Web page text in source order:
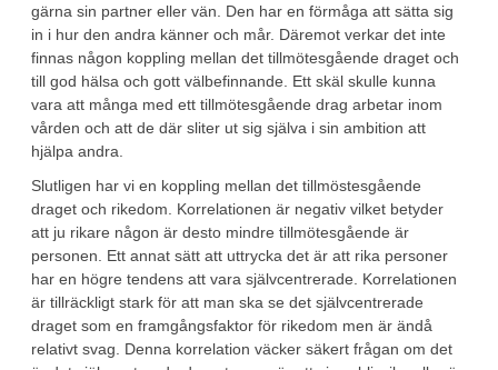
gärna sin partner eller vän. Den har en förmåga att sätta sig
in i hur den andra känner och mår. Däremot verkar det inte
finnas någon koppling mellan det tillmötesgående draget och
till god hälsa och gott välbefinnande. Ett skäl skulle kunna
vara att många med ett tillmötesgående drag arbetar inom
vården och att de där sliter ut sig själva i sin ambition att
hjälpa andra.
Slutligen har vi en koppling mellan det tillmöstesgående
draget och rikedom. Korrelationen är negativ vilket betyder
att ju rikare någon är desto mindre tillmötesgående är
personen. Ett annat sätt att uttrycka det är att rika personer
har en högre tendens att vara självcentrerade. Korrelationen
är tillräckligt stark för att man ska se det självcentrerade
draget som en framgångsfaktor för rikedom men är ändå
relativt svag. Denna korrelation väcker säkert frågan om det